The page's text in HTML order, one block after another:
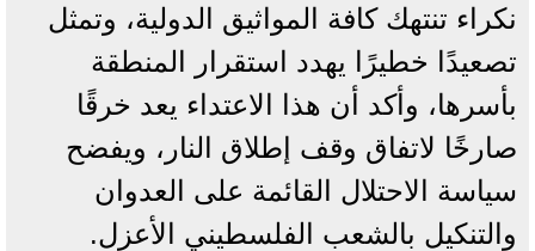
نكراء تنتهك كافة المواثيق الدولية، وتمثل
تصعيدًا خطيرًا يهدد استقرار المنطقة
بأسرها، وأكد أن هذا الاعتداء يعد خرقًا
صارخًا لاتفاق وقف إطلاق النار، ويفضح
سياسة الاحتلال القائمة على العدوان
والتنكيل بالشعب الفلسطيني الأعزل.